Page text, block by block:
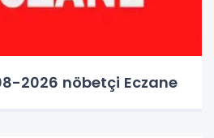
2026 nöbetçi Eczane